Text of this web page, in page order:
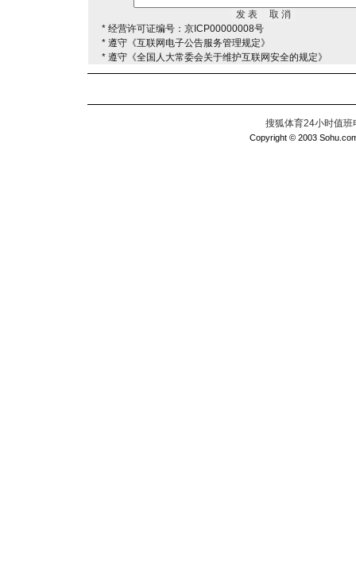
* 经营许可证编号：京ICP00000008号
* 遵守《互联网电子公告服务管理规定》
* 遵守《全国人大常委会关于维护互联网安全的规定》
搜狐体育24小时值
Copyright © 2003